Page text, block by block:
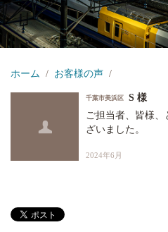
ホーム お客様の声
千葉市美浜区
S 様
ご担当者、皆様
ざいました。
2024年6月